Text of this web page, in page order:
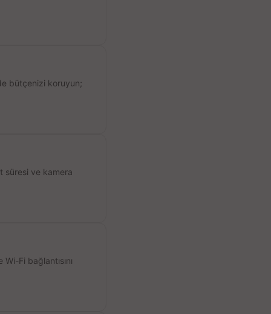
bütçenizi koruyun;
süresi ve kamera
Fi bağlantısını